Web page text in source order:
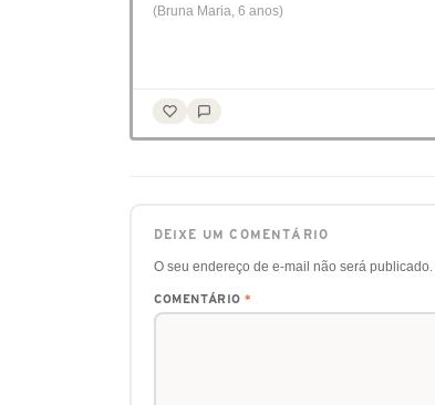
(Bruna Maria, 6 anos)
DEIXE UM COMENTÁRIO
O seu endereço de e-mail não será publicado.
COMENTÁRIO *